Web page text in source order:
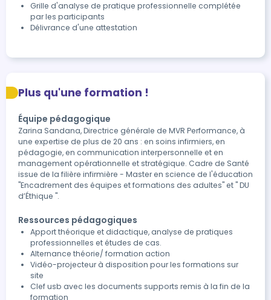
Grille d'analyse de pratique professionnelle complétée
par les participants
Délivrance d'une attestation
Plus qu'une formation !
Équipe pédagogique
Zarina Sandana, Directrice générale de MVR Performance, à
une expertise de plus de 20 ans : en soins infirmiers, en
pédagogie, en communication interpersonnelle et en
management opérationnelle et stratégique. Cadre de Santé
issue de la filière infirmière - Master en science de l'éducation
"Encadrement des équipes et formations des adultes" et " DU
d’Éthique ".
Ressources pédagogiques
Apport théorique et didactique, analyse de pratiques
professionnelles et études de cas.
Alternance théorie/ formation action
Vidéo-projecteur à disposition pour les formations sur
site
Clef usb avec les documents supports remis à la fin de la
formation